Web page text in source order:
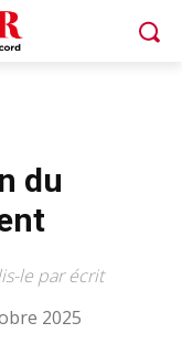
du
le par écrit
2025